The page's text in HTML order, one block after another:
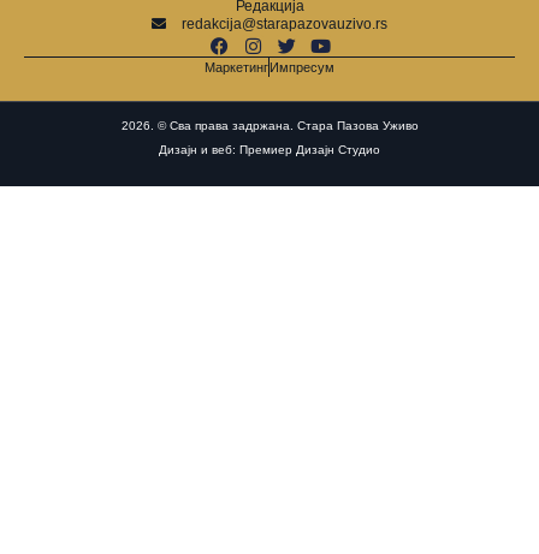
Редакција
redakcija@starapazovauzivo.rs
МаркетингИмпресум
2026. © Сва права задржана. Стара Пазова Уживо
Дизајн и веб: Премиер Дизајн Студио